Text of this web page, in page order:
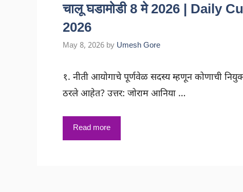
चालू घडामोडी 8 मे 2026 | Daily
2026
May 8, 2026 by Umesh Gore
१. नीती आयोगाचे पूर्णवेळ सदस्य म्हणून कोणाची
ठरले आहेत? उत्तर: जोराम आनिया …
Read more